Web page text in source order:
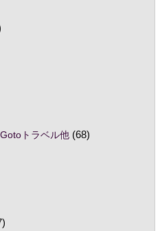
トラベル他(68)